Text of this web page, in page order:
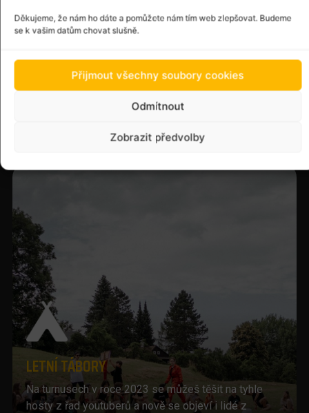
Děkujeme, že nám ho dáte a pomůžete nám tím web zlepšovat. Budeme
se k vašim datům chovat slušně.
Přijmout všechny soubory cookies
Odmítnout
Zobrazit předvolby
PRO RODIČE
Uvědomujeme si, že pohled dítěte a jeho rodiče na
najdete všechny informace, které vás jako rodiče
LETNÍ TÁBORY
Na turnusech v roce 2023 se můžeš těšit na tyhle
hosty z řad youtuberů a nově se objeví i lidé z